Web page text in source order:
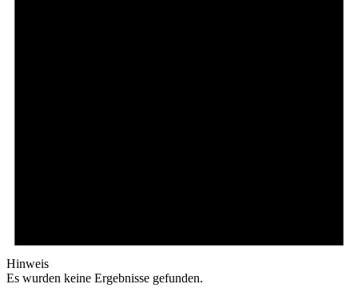
Hinweis
Es wurden keine Ergebnisse gefunden.